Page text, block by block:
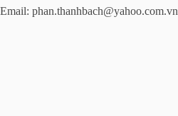
Email: phan.thanhbach@yahoo.com.vn